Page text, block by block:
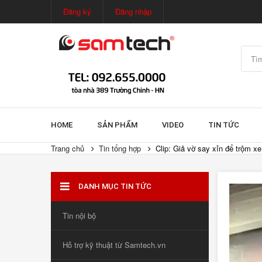
Đăng ký Đăng nhập
HOME SẢN PHẨM VIDEO TIN TỨC
Trang chủ Tin tổng hợp Clip: Giả vờ say xỉn để trộm
DANH MỤC TIN TỨC
Tin nội bộ
Hỗ trợ kỹ thuật từ Samtech.vn